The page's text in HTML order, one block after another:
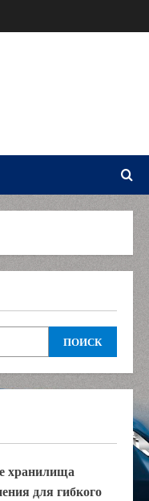
ПОИСК
хранилища
для гибкого